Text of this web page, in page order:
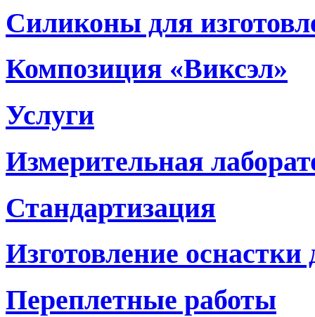
Силиконы для
Композиция «Виксэл»
Услуги
Измерительная
Стандартизация
Изготовление
Переплетные работы